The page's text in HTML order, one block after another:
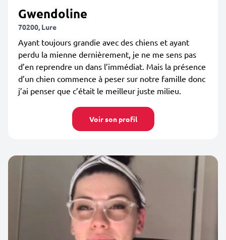
Gwendoline
70200, Lure
Ayant toujours grandie avec des chiens et ayant
perdu la mienne dernièrement, je ne me sens pas
d’en reprendre un dans l’immédiat. Mais la présence
d’un chien commence à peser sur notre famille donc
j’ai penser que c’était le meilleur juste milieu.
Voir son profil